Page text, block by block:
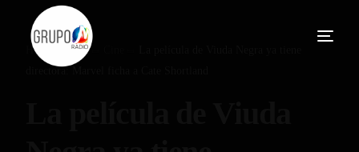
Home Blog
directora: Marvel ficha a Cate Shortland